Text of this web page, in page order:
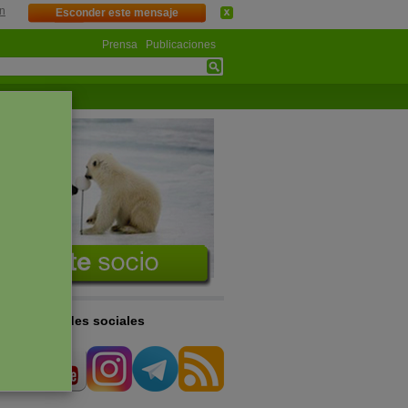
Esconder este mensaje
Prensa Publicaciones
en las redes sociales